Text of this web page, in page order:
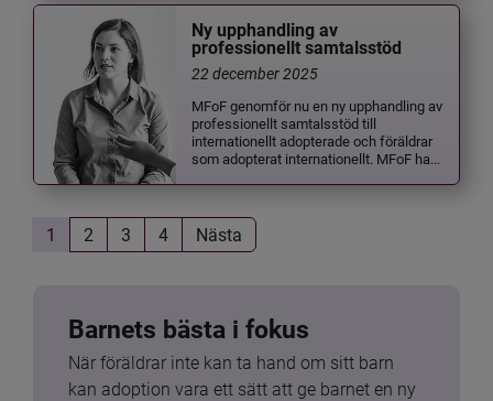
Ny upphandling av
professionellt samtalsstöd
22 december 2025
MFoF genomför nu en ny upphandling av
professionellt samtalsstöd till
internationellt adopterade och föräldrar
som adopterat internationellt. MFoF ha...
1 2 3 4 Nästa
Barnets bästa i fokus
När föräldrar inte kan ta hand om sitt barn
kan adoption vara ett sätt att ge barnet en ny